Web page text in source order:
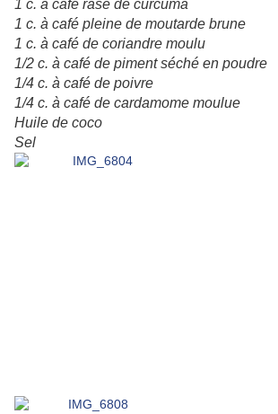
1 c. à café rase de curcuma
1 c. à café pleine de moutarde brune
1 c. à café de coriandre moulu
1/2 c. à café de piment séché en poudre
1/4 c. à café de poivre
1/4 c. à café de cardamome moulue
Huile de coco
Sel